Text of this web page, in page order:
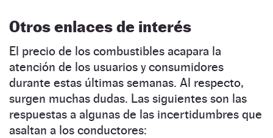
Otros enlaces de interés
El precio de los combustibles acapara la
atención de los usuarios y consumidores
durante estas últimas semanas. Al respecto,
surgen muchas dudas. Las siguientes son las
respuestas a algunas de las incertidumbres que
asaltan a los conductores: